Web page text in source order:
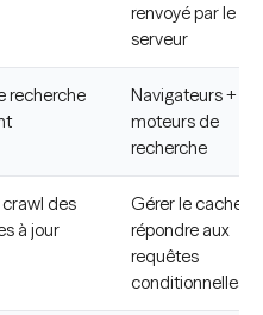
renvoyé par le
serveur
recherche
Navigateurs +
moteurs de
recherche
des
à jour
Gérer le cache,
répondre aux
requêtes
conditionnelles